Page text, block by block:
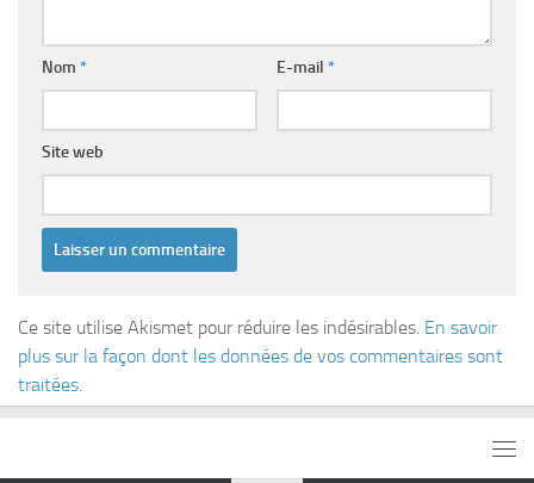
Nom * E-mail *
Site web
Ce site utilise Akismet pour réduire les indésirables. En savoir
plus sur la façon dont les données de vos commentaires sont
traitées.